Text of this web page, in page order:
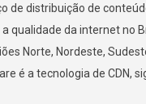
de distribuição de
qualidade da internet no
Norte, Nordeste,
é a tecnologia de CDN,